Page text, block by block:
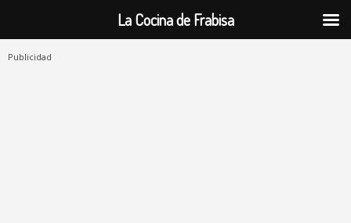
Publicidad
La Cocina de Frabisa